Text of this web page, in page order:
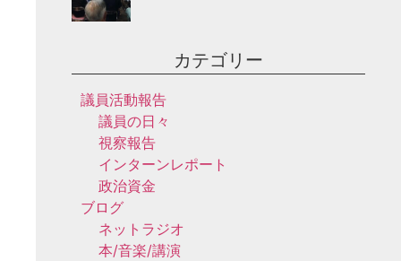
カテゴリー
議員活動報告
議員の日々
視察報告
インターンレポート
政治資金
ブログ
ネットラジオ
本/音楽/講演